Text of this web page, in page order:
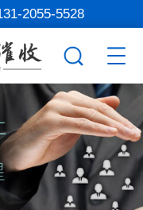
2055-5528